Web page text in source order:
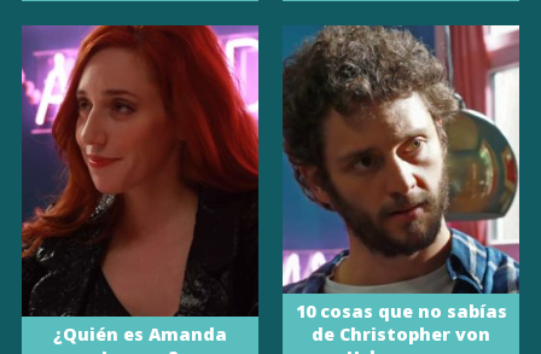
¿Quién es Amanda
10 cosas que no sabías
de Christopher von